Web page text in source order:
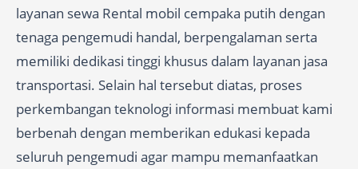
layanan sewa Rental mobil cempaka putih dengan
tenaga pengemudi handal, berpengalaman serta
memiliki dedikasi tinggi khusus dalam layanan jasa
transportasi. Selain hal tersebut diatas, proses
perkembangan teknologi informasi membuat kami
berbenah dengan memberikan edukasi kepada
seluruh pengemudi agar mampu memanfaatkan